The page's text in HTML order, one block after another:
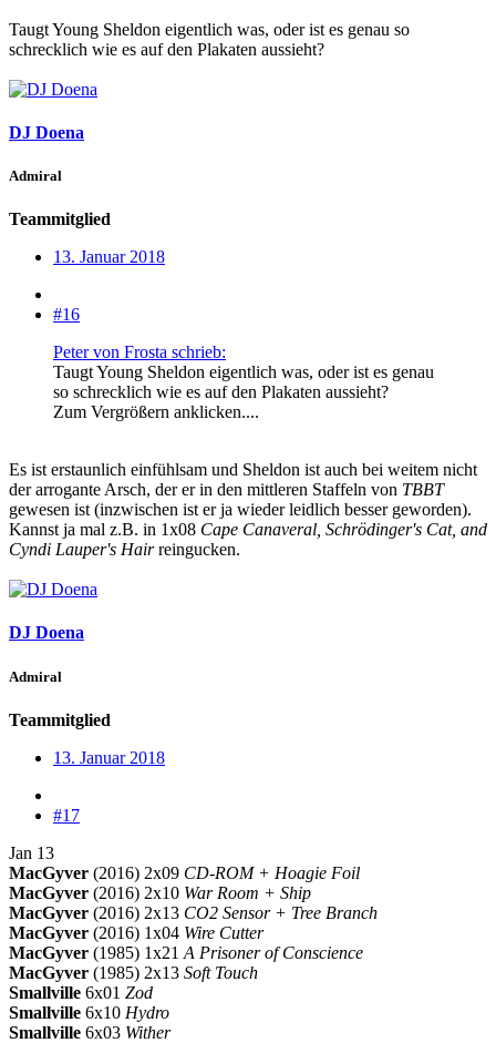
Taugt Young Sheldon eigentlich was, oder ist es genau so
schrecklich wie es auf den Plakaten aussieht?
DJ Doena
Admiral
Teammitglied
13. Januar 2018
#16
Peter von Frosta schrieb:
Taugt Young Sheldon eigentlich was, oder ist es genau
so schrecklich wie es auf den Plakaten aussieht?
Zum Vergrößern anklicken....
Es ist erstaunlich einfühlsam und Sheldon ist auch bei weitem nicht
der arrogante Arsch, der er in den mittleren Staffeln von TBBT
gewesen ist (inzwischen ist er ja wieder leidlich besser geworden).
Kannst ja mal z.B. in 1x08 Cape Canaveral, Schrödinger's Cat, and
Cyndi Lauper's Hairreingucken.
DJ Doena
Admiral
Teammitglied
13. Januar 2018
#17
Jan 13
MacGyver (2016) 2x09 CD-ROM + Hoagie Foil
MacGyver (2016) 2x10 War Room + Ship
MacGyver (2016) 2x13 CO2 Sensor + Tree Branch
MacGyver (2016) 1x04 Wire Cutter
MacGyver (1985) 1x21 A Prisoner of Conscience
MacGyver (1985) 2x13 Soft Touch
Smallville 6x01 Zod
Smallville 6x10 Hydro
Smallville 6x03 Wither